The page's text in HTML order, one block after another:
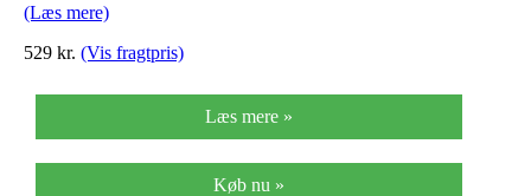
– Sort
(Læs mere)
529 kr. (Vis fragtpris)
Læs mere »
Køb nu »